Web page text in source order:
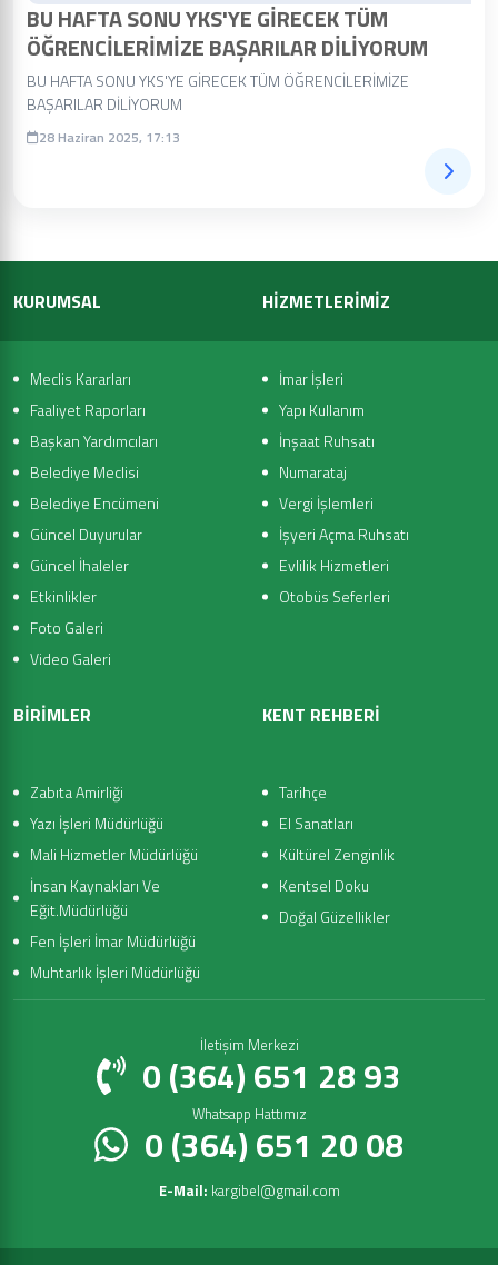
BU HAFTA SONU YKS'YE GİRECEK TÜM
ÖĞRENCİLERİMİZE BAŞARILAR DİLİYORUM
BU HAFTA SONU YKS'YE GİRECEK TÜM ÖĞRENCİLERİMİZE
BAŞARILAR DİLİYORUM
28 Haziran 2025, 17:13
KURUMSAL
Meclis Kararları
Faaliyet Raporları
Başkan Yardımcıları
Belediye Meclisi
Belediye Encümeni
Güncel Duyurular
Güncel İhaleler
Etkinlikler
Foto Galeri
Video Galeri
HİZMETLERİMİZ
İmar İşleri
Yapı Kullanım
İnşaat Ruhsatı
Numarataj
Vergi İşlemleri
İşyeri Açma Ruhsatı
Evlilik Hizmetleri
Otobüs Seferleri
BİRİMLER
Zabıta Amirliği
Yazı İşleri Müdürlüğü
Mali Hizmetler Müdürlüğü
İnsan Kaynakları Ve
Eğit.Müdürlüğü
Fen İşleri İmar Müdürlüğü
Muhtarlık İşleri Müdürlüğü
KENT REHBERİ
Tarihçe
El Sanatları
Kültürel Zenginlik
Kentsel Doku
Doğal Güzellikler
İletişim Merkezi
0 (364) 651 28 93
Whatsapp Hattımız
0 (364) 651 20 08
E-Mail: kargibel@gmail.com